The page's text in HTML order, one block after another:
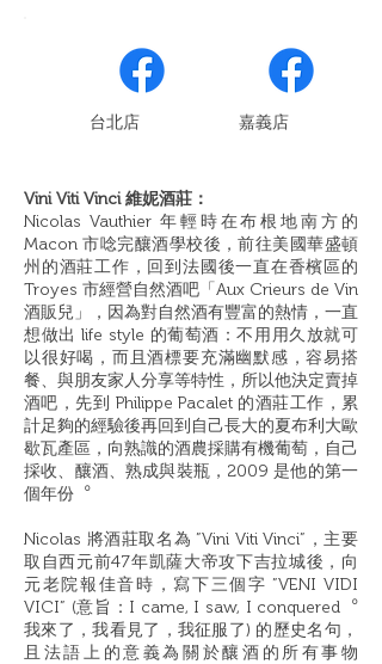
​台北店 嘉義店
Vini Viti Vinci 維妮酒莊：
Nicolas Vauthier 年輕時在布根地南方的
Macon 市唸完釀酒學校後，前往美國華盛頓
州的酒莊工作，回到法國後一直在香檳區的
Troyes 市經營自然酒吧「Aux Crieurs de Vin
酒販兒」，因為對自然酒有豐富的熱情，一直
想做出 life style 的葡萄酒：不⽤用久放就可
以很好喝，而且酒標要充滿幽默感，容易搭
餐、與朋友家人分享等特性，所以他決定賣掉
酒吧，先到 Philippe Pacalet 的酒莊工作，累
計足夠的經驗後再回到自⼰長大的夏布利大歐
歇瓦產區，向熟識的酒農採購有機葡萄，自己
採收、釀酒、熟成與裝瓶，2009 是他的第一
個年份︒
Nicolas 將酒莊取名為 ”Vini Viti Vinci”，主要
取自西元前47年凱薩大帝攻下吉拉城後，向
元老院報佳音時，寫下三個字 ”VENI VIDI
VICI” (意旨：I came, I saw, I conquered︒
我來了，我看見了，我征服了) 的歷史名句，
且法語上的意義為關於釀酒的所有事物